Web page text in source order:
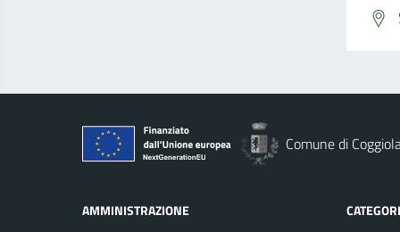
Comune di
AMMINISTRAZIONE